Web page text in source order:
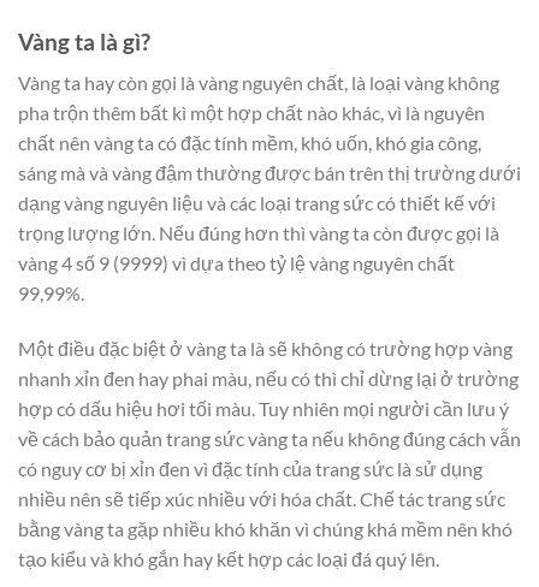
Vàng ta là gì?
Vàng ta hay còn gọi là vàng nguyên chất, là loại vàng không
pha trộn thêm bất kì một hợp chất nào khác, vì là nguyên
chất nên vàng ta có đặc tính mềm, khó uốn, khó gia công,
sáng mà và vàng đậm thường được bán trên thị trường dưới
dạng vàng nguyên liệu và các loại trang sức có thiết kế với
trọng lượng lớn. Nếu đúng hơn thì vàng ta còn được gọi là
vàng 4 số 9 (9999) vì dựa theo tỷ lệ vàng nguyên chất
99,99%.
Một điều đặc biệt ở vàng ta là sẽ không có trường hợp vàng
nhanh xỉn đen hay phai màu, nếu có thì chỉ dừng lại ở trường
hợp có dấu hiệu hơi tối màu. Tuy nhiên mọi người cần lưu ý
về cách bảo quản trang sức vàng ta nếu không đúng cách vẫn
có nguy cơ bị xỉn đen vì đặc tính của trang sức là sử dụng
nhiều nên sẽ tiếp xúc nhiều với hóa chất. Chế tác trang sức
bằng vàng ta gặp nhiều khó khăn vì chúng khá mềm nên khó
tạo kiểu và khó gắn hay kết hợp các loại đá quý lên.